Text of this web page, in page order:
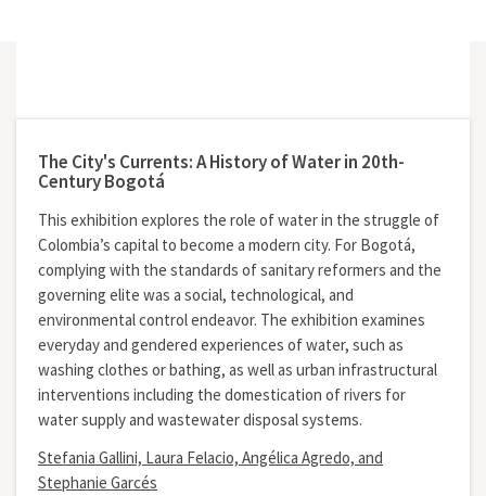
The City's Currents: A History of Water in 20th-
Century Bogotá
This exhibition explores the role of water in the struggle of
Colombia’s capital to become a modern city. For Bogotá,
complying with the standards of sanitary reformers and the
governing elite was a social, technological, and
environmental control endeavor. The exhibition examines
everyday and gendered experiences of water, such as
washing clothes or bathing, as well as urban infrastructural
interventions including the domestication of rivers for
water supply and wastewater disposal systems.
Stefania Gallini, Laura Felacio, Angélica Agredo, and
Stephanie Garcés